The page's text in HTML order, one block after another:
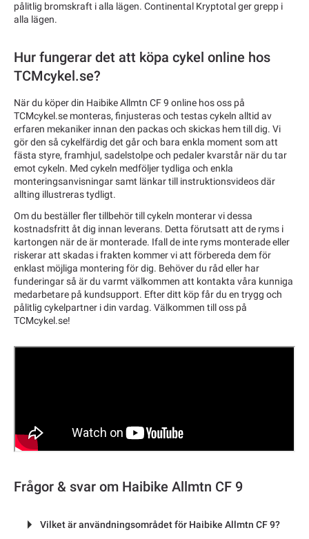
pålitlig bromskraft i alla lägen. Continental Kryptotal ger grepp i
alla lägen.
Hur fungerar det att köpa cykel online hos
TCMcykel.se?
När du köper din Haibike Allmtn CF 9 online hos oss på
TCMcykel.se monteras, finjusteras och testas cykeln alltid av
erfaren mekaniker innan den packas och skickas hem till dig. Vi
gör den så cykelfärdig det går och bara enkla moment som att
fästa styre, framhjul, sadelstolpe och pedaler kvarstår när du tar
emot cykeln. Med cykeln medföljer tydliga och enkla
monteringsanvisningar samt länkar till instruktionsvideos där
allting illustreras tydligt.
Om du beställer fler tillbehör till cykeln monterar vi dessa
kostnadsfritt åt dig innan leverans. Detta förutsatt att de ryms i
kartongen när de är monterade. Ifall de inte ryms monterade eller
riskerar att skadas i frakten kommer vi att förbereda dem för
enklast möjliga montering för dig. Behöver du råd eller har
funderingar så är du varmt välkommen att kontakta våra kunniga
medarbetare på kundsupport. Efter ditt köp får du en trygg och
pålitlig cykelpartner i din vardag. Välkommen till oss på
TCMcykel.se!
Frågor & svar om Haibike Allmtn CF 9
Vilket är användningsområdet för Haibike Allmtn CF 9?